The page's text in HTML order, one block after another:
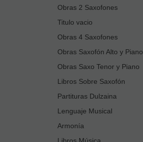
Obras 2 Saxofones
Titulo vacio
Obras 4 Saxofones
Obras Saxofón Alto y Piano
Obras Saxo Tenor y Piano
Libros Sobre Saxofón
Partituras Dulzaina
Lenguaje Musical
Armonía